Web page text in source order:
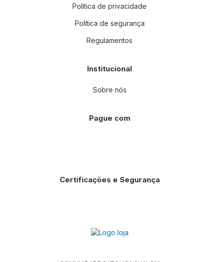
Política de privacidade
Política de segurança
Regulamentos
Institucional
Sobre nós
Pague com
Certificações e Segurança